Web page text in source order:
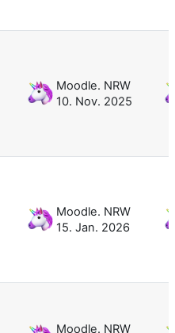
Moodle. NRW
10. Nov. 2025
Moodle. NRW
15. Jan. 2026
Moodle. NRW